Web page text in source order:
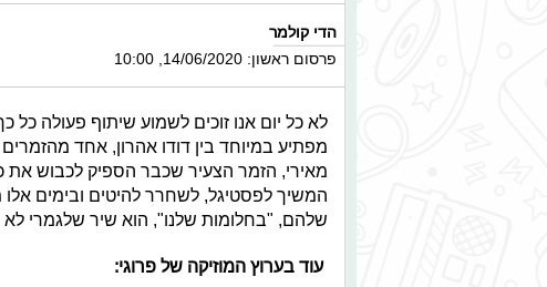
הדי קולמר
פרסום ראשון: 14/06/2020, 10:00
לא כל יום אנו זוכים לשמוע שיתוף פעולה כל
מפתיע במיוחד בין דודו אהרון, אחד
מאירי, הזמר הצעיר שכבר הספיק לכבוש את
המשיך לפסטיגל, לשחרר להיטים ובימים
שלהם, "בחלומות שלנו", הוא שיר שלגמרי
עוד בערוץ המוזיקה של פרוגי: